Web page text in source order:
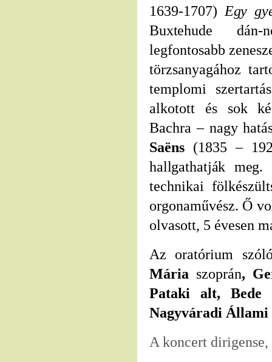
1639-1707) Egy
Buxtehude dán-
legfontosabb
törzsanyagához
templomi
alkotott és sok
Bachra – nagy
Saëns (1835 –
hallgathatják meg.
technikai
orgonaművész. Ő
olvasott, 5 évesen
Az oratórium
Mária szoprán,
Pataki alt, Bede
Nagyváradi
A koncert